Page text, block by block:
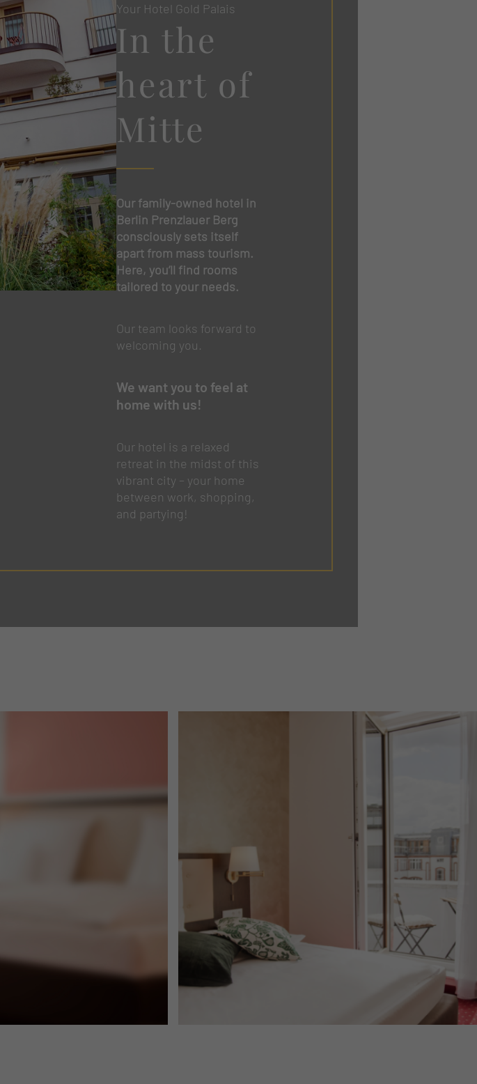
Your Hotel Gold Palais
In the
heart of
Mitte
Our family-owned hotel in
Berlin Prenzlauer Berg
consciously sets itself
apart from mass tourism.
Here, you’ll find rooms
tailored to your needs.
Our team looks forward to
welcoming you.
We want you to feel at
home with us!
Our hotel is a relaxed
retreat in the midst of this
vibrant city – your home
between work, shopping,
and partying!
Website. Einige von ihnen sind essenziell, während andere
Personenbezogene Daten können verarbeitet werden (z. B. IP-
Anzeigen- und Inhaltsmessung.Weitere Informationen über
.
Sie können Ihre Einwilligung zu ganzen Kategorien geben
Cookies auswählen.
akzeptieren
für die einwandfreie Funktion der Website erforderlich.
anzeigen
helfen uns zu verstehen, wie unsere Besucher unsere Website
anzeigen
standardmäßig blockiert. Wenn Cookies von externen Medien